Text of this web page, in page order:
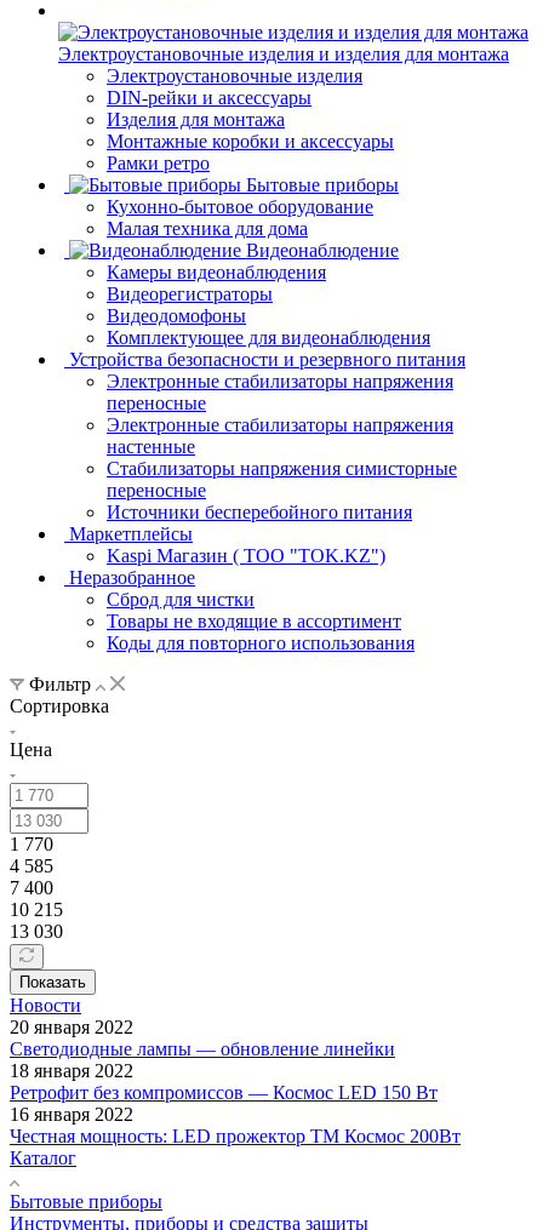
Электроустановочные изделия и изделия для монтажа
Электроустановочные изделия
DIN-рейки и аксессуары
Изделия для монтажа
Монтажные коробки и аксессуары
Рамки ретро
Бытовые приборы
Кухонно-бытовое оборудование
Малая техника для дома
Видеонаблюдение
Камеры видеонаблюдения
Видеорегистраторы
Видеодомофоны
Комплектующее для видеонаблюдения
Устройства безопасности и резервного питания
Электронные стабилизаторы напряжения
переносные
Электронные стабилизаторы напряжения
настенные
Стабилизаторы напряжения симисторные
переносные
Источники бесперебойного питания
Маркетплейсы
Kaspi Магазин ( ТОО "TOK.KZ")
Неразобранное
Сброд для чистки
Товары не входящие в ассортимент
Коды для повторного использования
Фильтр
Сортировка
Цена
1 770
4 585
7 400
10 215
13 030
Показать
Новости
20 января 2022
Светодиодные лампы — обновление линейки
18 января 2022
Ретрофит без компромиссов — Космос LED 150 Вт
16 января 2022
Честная мощность: LED прожектор ТМ Космос 200Вт
Каталог
Бытовые приборы
Инструменты, приборы и средства защиты